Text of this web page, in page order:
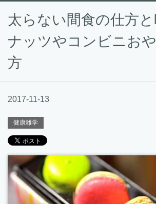
太らない間食の仕方と
ナッツやコンビニお
方
2017-11-13
健康雑学